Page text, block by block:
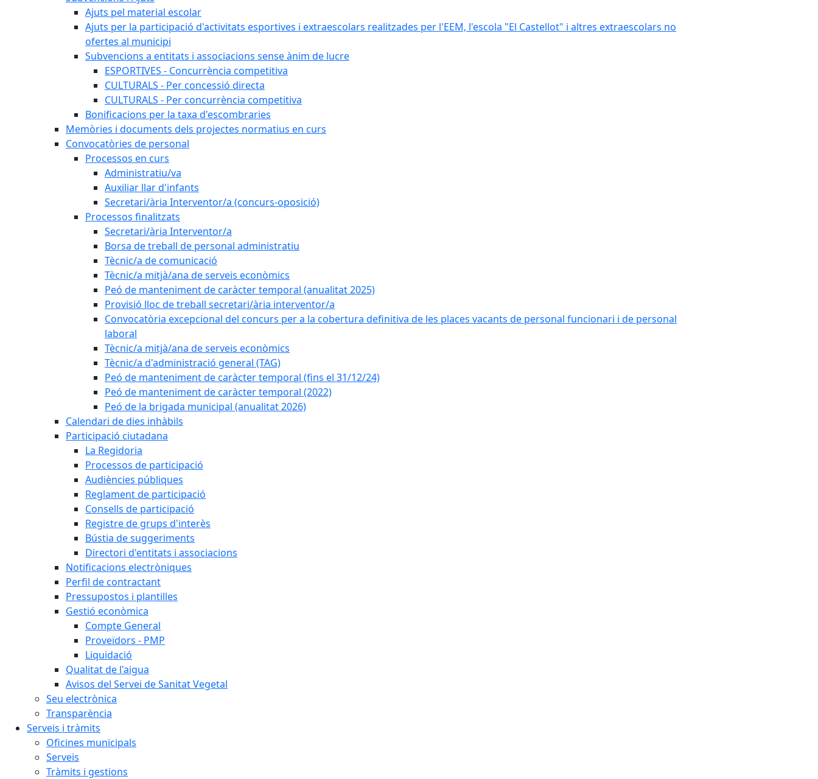
Ajuts pel material escolar
Ajuts per la participació d'activitats esportives i extraescolars realitzades per l'EEM, l'escola "El Castellot" i altres extraescolars no
ofertes al municipi
Subvencions a entitats i associacions sense ànim de lucre
ESPORTIVES - Concurrència competitiva
CULTURALS - Per concessió directa
CULTURALS - Per concurrència competitiva
Bonificacions per la taxa d'escombraries
Memòries i documents dels projectes normatius en curs
Convocatòries de personal
Processos en curs
Administratiu/va
Auxiliar llar d'infants
Secretari/ària Interventor/a (concurs-oposició)
Processos finalitzats
Secretari/ària Interventor/a
Borsa de treball de personal administratiu
Tècnic/a de comunicació
Tècnic/a mitjà/ana de serveis econòmics
Peó de manteniment de caràcter temporal (anualitat 2025)
Provisió lloc de treball secretari/ària interventor/a
Convocatòria excepcional del concurs per a la cobertura definitiva de les places vacants de personal funcionari i de personal
laboral
Tècnic/a mitjà/ana de serveis econòmics
Tècnic/a d'administració general (TAG)
Peó de manteniment de caràcter temporal (fins el 31/12/24)
Peó de manteniment de caràcter temporal (2022)
Peó de la brigada municipal (anualitat 2026)
Calendari de dies inhàbils
Participació ciutadana
La Regidoria
Processos de participació
Audiències públiques
Reglament de participació
Consells de participació
Registre de grups d'interès
Bústia de suggeriments
Directori d'entitats i associacions
Notificacions electròniques
Perfil de contractant
Pressupostos i plantilles
Gestió econòmica
Compte General
Proveïdors - PMP
Liquidació
Qualitat de l'aigua
Avisos del Servei de Sanitat Vegetal
Seu electrònica
Transparència
Serveis i tràmits
Oficines municipals
Serveis
Tràmits i gestions